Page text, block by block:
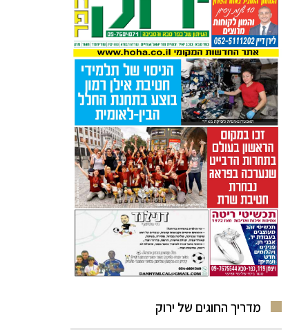
מדריך החוגים של ירוק